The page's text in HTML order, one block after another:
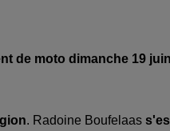
de moto dimanche 19
. Radoine Boufelaas